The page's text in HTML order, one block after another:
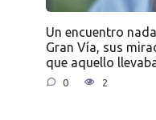
Un encuentro
Gran Vía, sus
que aquello
0 2